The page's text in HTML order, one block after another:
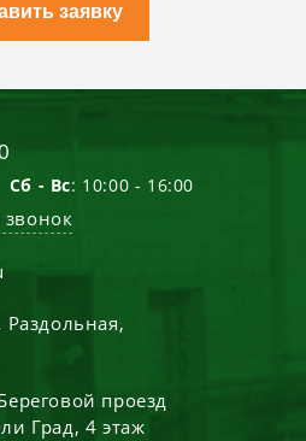
заявку
Сб - Вс: 10:00 - 16:00
звонок
Раздольная,
проезд
Град, 4 этаж